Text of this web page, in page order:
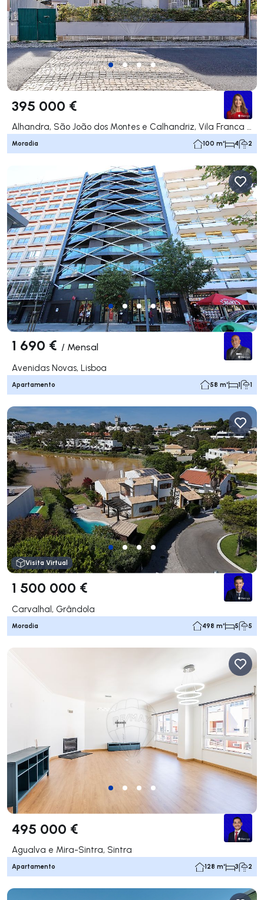
395 000 €
Alhandra, São João dos Montes e Calhandriz, Vila Franca de Xira
Moradia 100 m² 4 2
1 690 € / Mensal
Avenidas Novas, Lisboa
Apartamento 58 m² 1 1
Visita Virtual
1 500 000 €
Carvalhal, Grândola
Moradia 498 m² 5 5
495 000 €
Agualva e Mira-Sintra, Sintra
Apartamento 128 m² 3 2